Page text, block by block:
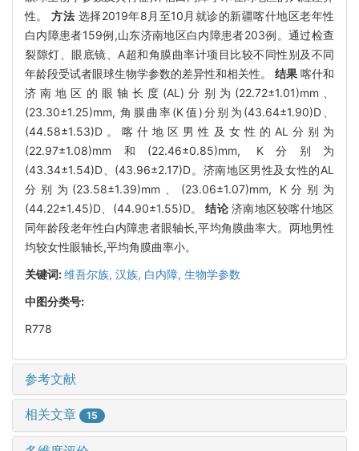
性。方法 选择2019年8月至10月就诊的新疆喀什地区老年性
白内障患者159例,山东济南地区白内障患者203例。通过检查
裂隙灯、眼底镜、A超和角膜曲率计项目比较不同性别及不同
年龄段受试者眼球生物学参数的差异性和相关性。 结果 喀什和
济南地区的眼轴长度(AL)分别为(22.72±1.01)mm、
(23.30±1.25)mm, 角膜曲率(K值)分别为(43.64±1.90)D、
(44.58±1.53)D。喀什地区男性及女性的AL分别为
(22.97±1.08)mm和(22.46±0.85)mm, K分别为
(43.34±1.54)D、(43.96±2.17)D。济南地区男性及女性的AL
分别为(23.58±1.39)mm、(23.06±1.07)mm, K分别为
(44.22±1.45)D、(44.90±1.55)D。结论济南地区较喀什地区
同年龄段老年性白内障患者眼轴长,平均角膜曲率大。两地男性
均较女性眼轴长,平均角膜曲率小。
关键词:维吾尔族, 汉族, 白内障, 生物学参数
中图分类号:
R778
参考文献
相关文章 15